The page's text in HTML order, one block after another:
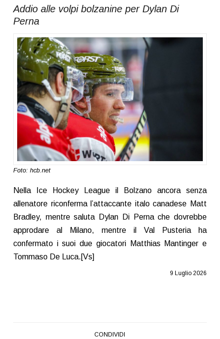
Addio alle volpi bolzanine per Dylan Di
Perna
Foto: hcb.net
Nella Ice Hockey League il Bolzano ancora senza
allenatore riconferma l’attaccante italo canadese Matt
Bradley, mentre saluta Dylan Di Perna che dovrebbe
approdare al Milano, mentre il Val Pusteria ha
confermato i suoi due giocatori Matthias Mantinger e
Tommaso De Luca.[Vs]
9 Luglio 2026
CONDIVIDI